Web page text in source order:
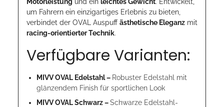
um Fahrern ein einzigartiges Erlebnis zu bieten,
verbindet der OVAL Auspuffästhetische Eleganz mit
racing-orientierter Technik.
Verfügbare Varianten:
MIVV OVAL Edelstahl – Robuster Edelstahl mit
glänzendem Finish für sportlichen Look
MIVV OVAL Schwarz –Schwarze Edelstahl-